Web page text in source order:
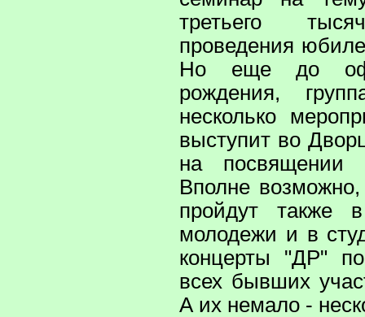
третьего
проведения
Но еще до
рождения,
несколько
выступит во
на посвящении
Вполне
пройдут также
молодежи и в
концерты "ДР"
всех бывших
А их немало -